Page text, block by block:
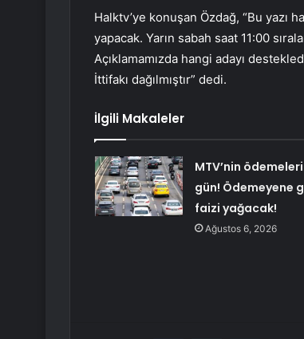
Halktv’ye konuşan Özdağ, “Bu yazı
yapacak. Yarın sabah saat 11:00
Açıklamamızda hangi adayı
İttifakı dağılmıştır” dedi.
İlgili Makaleler
MTV’nin
gün! Ödemeyene
faizi yağacak!
Ağustos 6, 2026